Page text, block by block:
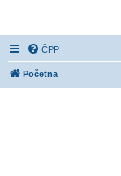
ČPP
Početna